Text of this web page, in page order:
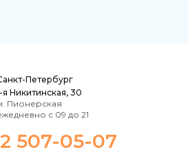
Петербург
я Никитинская, 30
Пионерская
с 09 до 21
507-05-07